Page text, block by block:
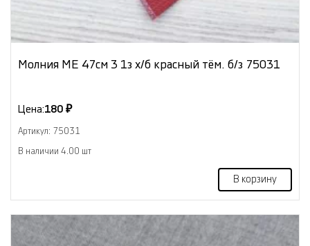
Молния МЕ 47см 3 1з х/б красный тём. б/з 75031
Цена:180 ₽
Артикул: 75031
В наличии 4.00 шт
В корзину